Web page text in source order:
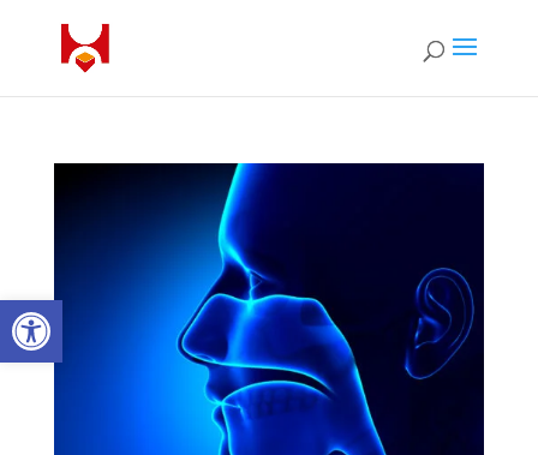
Ouvrir la barre d’outils